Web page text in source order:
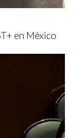
en México